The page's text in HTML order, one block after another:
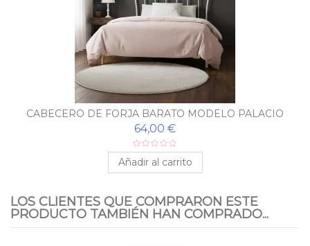
CABECERO DE FORJA BARATO MODELO PALACIO
64,00 €
Añadir al carrito
LOS CLIENTES QUE COMPRARON ESTE
PRODUCTO TAMBIÉN HAN COMPRADO...